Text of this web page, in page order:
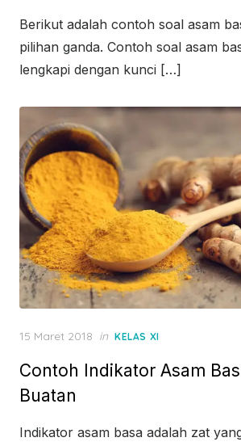
Berikut adalah contoh soal asam
pilihan ganda. Contoh soal asam
lengkapi dengan kunci […]
Posted
15 Maret 2018 in KELAS XI
Contoh Indikator Asam
Buatan
Indikator asam basa adalah zat